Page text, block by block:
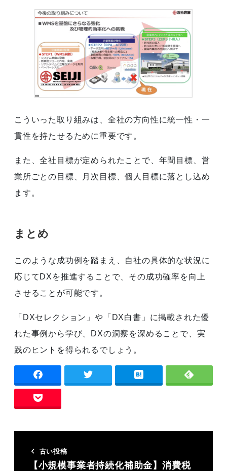
こういった取り組みは、全社の方向性に統一性・一
貫性を持たせるために重要です。
また、全社目標が定められたことで、年間目標、営
業所ごとの目標、月次目標、個人目標に落とし込め
ます。
まとめ
このような成功例を踏まえ、自社の具体的な状況に
応じてDXを推進することで、その成功確率を向上
させることが可能です。
「DXセレクション」や「DX白書」に掲載された優
れた事例から学び、DXの洞察を深めることで、実
践のヒントを得られるでしょう。
古い投稿
【小規模事業者持続化補助金】消費税